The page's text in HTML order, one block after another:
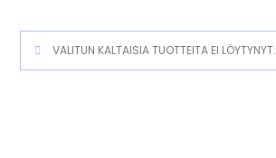
VALITUN KALTAISIA TUOTTEITA EI LÖYTYNYT.